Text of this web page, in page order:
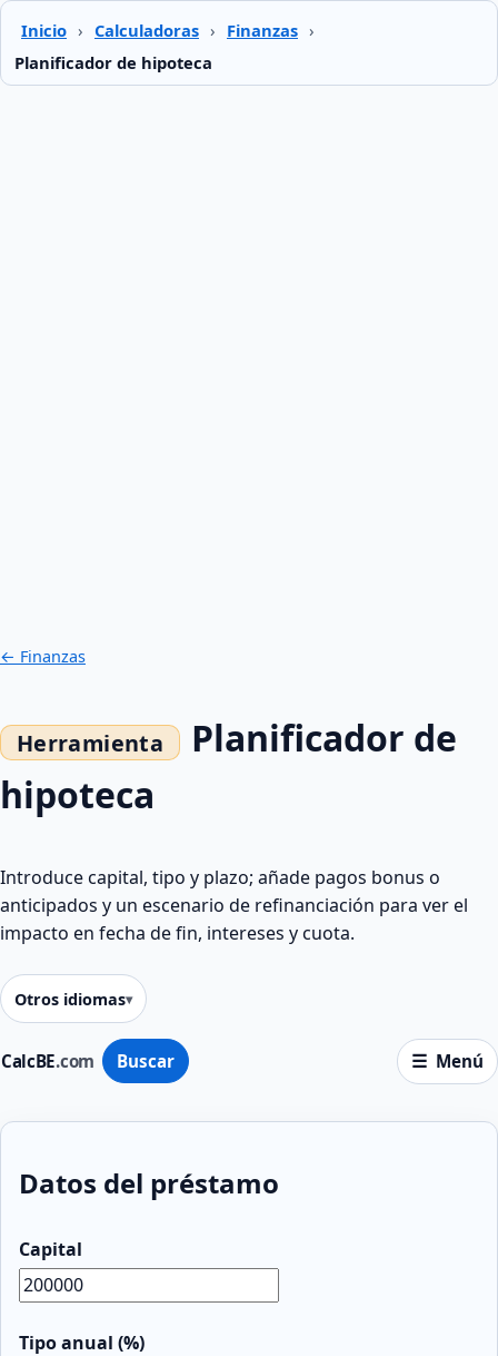
Inicio › Calculadoras › Finanzas ›
Planificador de hipoteca
CalcBE.com Buscar Menú
← Finanzas
Planificador de
hipoteca
Introduce capital, tipo y plazo; añade pagos bonus o
anticipados y un escenario de refinanciación para ver el
impacto en fecha de fin, intereses y cuota.
Otros idiomas
Datos del préstamo
Capital
Tipo anual (%)